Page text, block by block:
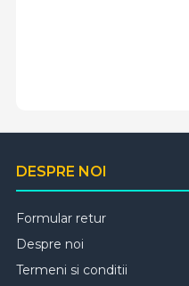
DESPRE NOI
Formular retur
Despre noi
Termeni si conditii